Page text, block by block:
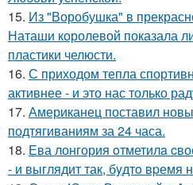
15. Из "Воробушка" в
Наташи королевой показала
пластики челюсти.
16. С приходом тепла
активнее - и это нас только
17. Американец поставил
подтягиваниям за 24 часа.
18. Ева лонгория oтметилa
- и выглядит так, бyдтo вpемя